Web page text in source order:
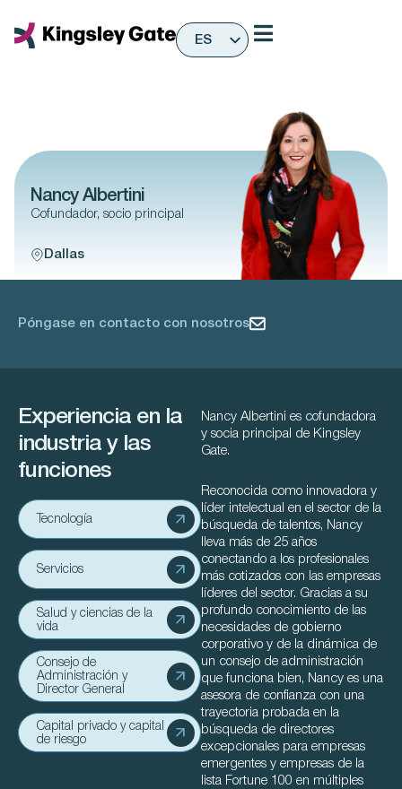
contenido
ES
Nancy Albertini
Cofundador, socio principal
Dallas
Póngase en contacto con nosotros
Experiencia en la
industria y las
funciones
Tecnología
Servicios
Salud y ciencias de la
vida
Consejo de
Administración y
Director General
Capital privado y capital
de riesgo
Nancy Albertini es cofundadora
y socia principal de Kingsley
Gate.
Reconocida como innovadora y
líder intelectual en el sector de la
búsqueda de talentos, Nancy
lleva más de 25 años
conectando a los profesionales
más cotizados con las empresas
líderes del sector. Gracias a su
profundo conocimiento de las
necesidades de gobierno
corporativo y de la dinámica de
un consejo de administración
que funciona bien, Nancy es una
asesora de confianza con una
trayectoria probada en la
búsqueda de directores
excepcionales para empresas
emergentes y empresas de la
lista Fortune 100 en múltiples